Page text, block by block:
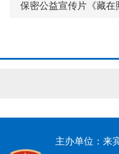
保密公益宣传片《藏在
主办单位：来